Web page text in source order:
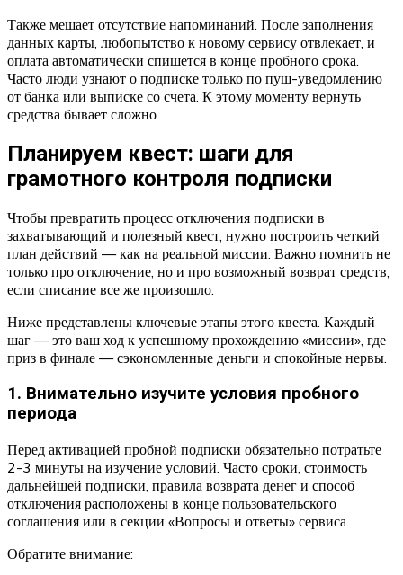
Также мешает отсутствие напоминаний. После заполнения
данных карты, любопытство к новому сервису отвлекает, и
оплата автоматически спишется в конце пробного срока.
Часто люди узнают о подписке только по пуш-уведомлению
от банка или выписке со счета. К этому моменту вернуть
средства бывает сложно.
Планируем квест: шаги для
грамотного контроля подписки
Чтобы превратить процесс отключения подписки в
захватывающий и полезный квест, нужно построить четкий
план действий — как на реальной миссии. Важно помнить не
только про отключение, но и про возможный возврат средств,
если списание все же произошло.
Ниже представлены ключевые этапы этого квеста. Каждый
шаг — это ваш ход к успешному прохождению «миссии», где
приз в финале — сэкономленные деньги и спокойные нервы.
1. Внимательно изучите условия пробного
периода
Перед активацией пробной подписки обязательно потратьте
2-3 минуты на изучение условий. Часто сроки, стоимость
дальнейшей подписки, правила возврата денег и способ
отключения расположены в конце пользовательского
соглашения или в секции «Вопросы и ответы» сервиса.
Обратите внимание: